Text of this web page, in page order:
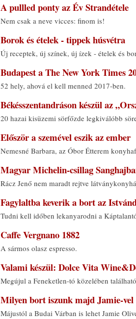
A pullled ponty az Év Strandétele
Nem csak a neve vicces: finom is!
Borok és ételek - tippek húsvétra
Új receptek, új színek, új ízek - ételek és
Budapest a The New York Times
52 hely, ahová el kell menned 2017-ben.
Békésszentandráson készül az
20 hazai kisüzemi sörfőzde legkiválóbb
Először a szemével eszik az ember
Nemesné Barbara, az Óbor Étterem
Magyar Michelin-csillag
Rácz Jenő nem maradt rejtve
Fagylaltba keverik a bort az
Tudni kell időben lekanyarodni a
Caffe Vergnano 1882
A sármos olasz espresso.
Valami készül: Dolce Vita
Megújul a Feneketlen-tó közelében
Milyen bort iszunk majd Jamie-vel
Májustól a Budai Várban is lehet Jamie